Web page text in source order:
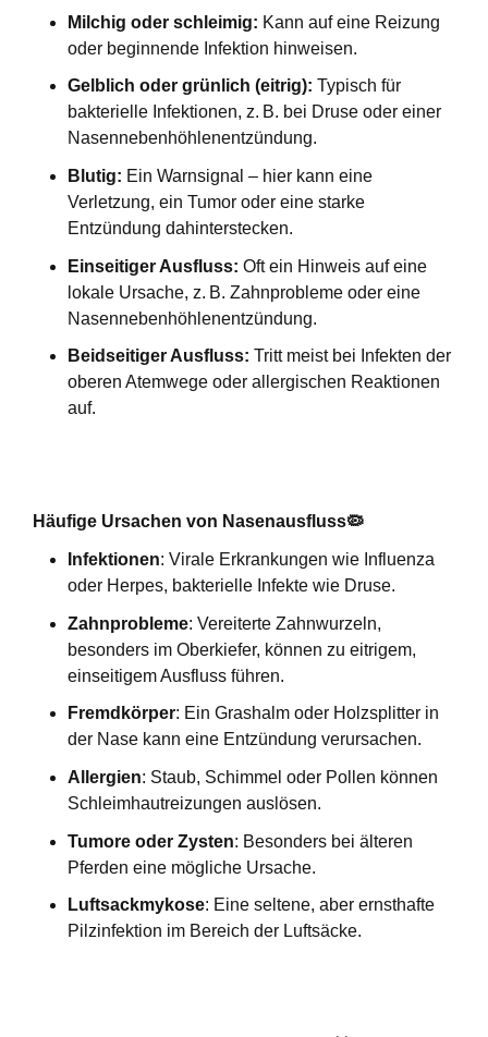
Milchig oder schleimig: Kann auf eine Reizung
oder beginnende Infektion hinweisen.
Gelblich oder grünlich (eitrig): Typisch für
bakterielle Infektionen, z. B. bei Druse oder einer
Nasennebenhöhlenentzündung.
Blutig: Ein Warnsignal – hier kann eine
Verletzung, ein Tumor oder eine starke
Entzündung dahinterstecken.
Einseitiger Ausfluss: Oft ein Hinweis auf eine
lokale Ursache, z. B. Zahnprobleme oder eine
Nasennebenhöhlenentzündung.
Beidseitiger Ausfluss: Tritt meist bei Infekten der
oberen Atemwege oder allergischen Reaktionen
auf.
Häufige Ursachen von Nasenausfluss🦠
Infektionen: Virale Erkrankungen wie Influenza
oder Herpes, bakterielle Infekte wie Druse.
Zahnprobleme: Vereiterte Zahnwurzeln,
besonders im Oberkiefer, können zu eitrigem,
einseitigem Ausfluss führen.
Fremdkörper: Ein Grashalm oder Holzsplitter in
der Nase kann eine Entzündung verursachen.
Allergien: Staub, Schimmel oder Pollen können
Schleimhautreizungen auslösen.
Tumore oder Zysten: Besonders bei älteren
Pferden eine mögliche Ursache.
Luftsackmykose: Eine seltene, aber ernsthafte
Pilzinfektion im Bereich der Luftsäcke.